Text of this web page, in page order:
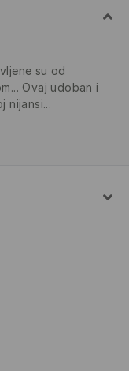
su od
Ovaj udoban i
nijansi...